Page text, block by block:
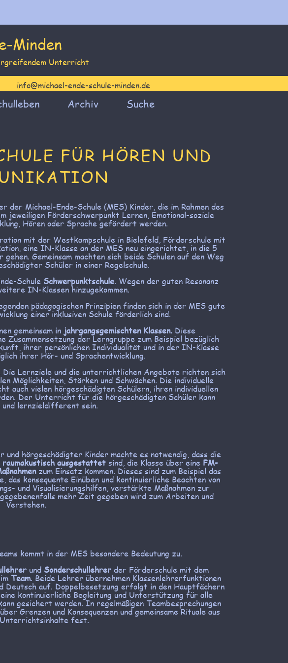
Minden
Unterricht
info@michael-ende-schule-minden.de
Archiv Suche
FÜR HÖREN UND
der Michael-Ende-Schule (MES) Kinder, die im Rahmen des
jeweiligen Förderschwerpunkt Lernen, Emotional-soziale
Hören oder Sprache gefördert werden.
mit der Westkampschule in Bielefeld, Förderschule mit
eine IN-Klasse an der MES neu eingerichtet, in die 5
Gemeinsam machten sich beide Schulen auf den Weg
Schüler in einer Regelschule.
Schule Schwerpunktschule. Wegen der guten Resonanz
IN-Klassen hinzugekommen.
pädagogischen Prinzipien finden sich in der MES gute
einer inklusiven Schule förderlich sind.
gemeinsam in jahrgangsgemischten Klassen.Diese
der Lerngruppe zum Beispiel bezüglich
ihrer persönlichen Individualität und in der IN-Klasse
ihrer Hör- und Sprachentwicklung.
Die Lernziele und die unterrichtlichen Angebote richten sich
Möglichkeiten, Stärken und Schwächen. Die individuelle
auch vielen hörgeschädigten Schülern, ihren individuellen
Der Unterricht für die hörgeschädigten Schüler kann
lernzieldifferent sein.
und hörgeschädigter Kinder machte es notwendig, dass die
raumakustisch ausgestattetsind, die Klasse über eine FM-
zum Einsatz kommen. Dieses sind zum Beispiel das
konsequente Einüben und kontinuierliche Beachten von
und Visualisierungshilfen, verstärkte Maßnahmen zur
mehr Zeit gegeben wird zum Arbeiten und
Verstehen.
kommt in der MES besondere Bedeutung zu.
und Sonderschullehrer der Förderschule mit dem
Team. Beide Lehrer übernehmen Klassenlehrerfunktionen
Deutsch auf. Doppelbesetzung erfolgt in den Hauptfächern
kontinuierliche Begleitung und Unterstützung für alle
gesichert werden. In regelmäßigen Teambesprechungen
Grenzen und Konsequenzen und gemeinsame Rituale aus
Unterrichtsinhalte fest.